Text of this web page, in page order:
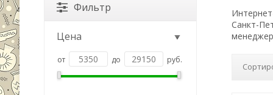
Санкт-
Фильтр
Цена
от до руб.